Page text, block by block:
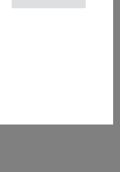
favoriete